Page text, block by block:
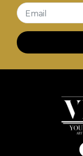
Email